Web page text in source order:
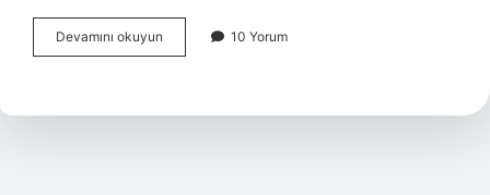
Devamını okuyun
Ne
10 Yorum